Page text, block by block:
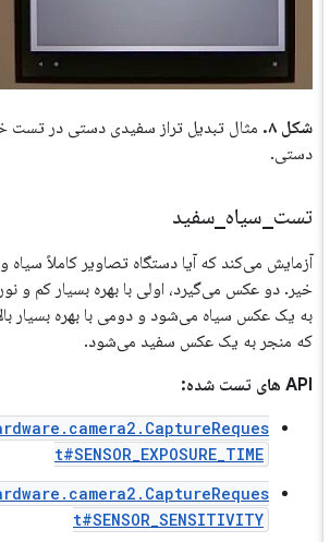
شکل ۸.
مثال تبدیل تراز سفیدی دستی در تست
دستی.
تست_ سیاه_ سفید
آزمایش می‌کند که آیا دستگاه تصاویر کاملاً سیاه و
خیر. دو عکس می‌گیرد، اولی با بهره بسیار کم و
به یک عکس سیاه می‌شود و دومی با بهره بسیار
که منجر به یک عکس سفید می‌شود.
API های تست شده:
t#SENSOR_EXPOSURE_TIME
t#SENSOR_SENSITIVITY